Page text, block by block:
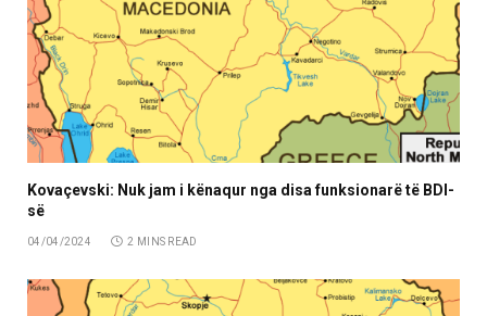
Kovaçevski: Nuk jam i kënaqur nga disa funksionarë të BDI-
së
04/04/2024 2 MINS READ